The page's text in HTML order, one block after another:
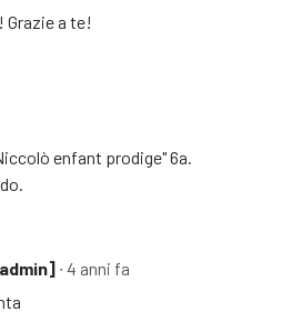
a te!
enfant prodige" 6a.
∙ 4 anni fa